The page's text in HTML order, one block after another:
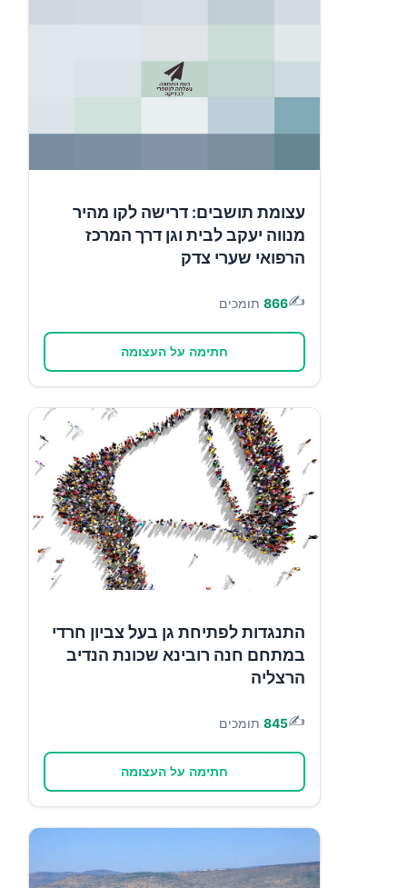
עצומת תושבים: דרישה לקו מהיר
מנווה יעקב לבית וגן דרך המרכז
הרפואי שערי צדק
✍️
866 תומכים
חתימה על העצומה
התנגדות לפתיחת גן בעל צביון חרדי
במתחם חנה רובינא שכונת הנדיב
הרצליה
✍️
845 תומכים
חתימה על העצומה